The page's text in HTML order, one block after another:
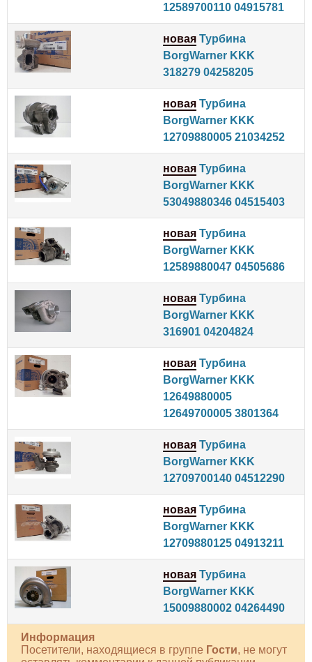
12589700110 04915781
новая Турбина
BorgWarner KKK
318279 04258205
новая Турбина
BorgWarner KKK
12709880005 21034252
новая Турбина
BorgWarner KKK
53049880346 04515403
новая Турбина
BorgWarner KKK
12589880047 04505686
новая Турбина
BorgWarner KKK
316901 04204824
новая Турбина
BorgWarner KKK
12649880005
12649700005 3801364
новая Турбина
BorgWarner KKK
12709700140 04512290
новая Турбина
BorgWarner KKK
12709880125 04913211
новая Турбина
BorgWarner KKK
15009880002 04264490
Информация
Посетители, находящиеся в группе Гости, не могут